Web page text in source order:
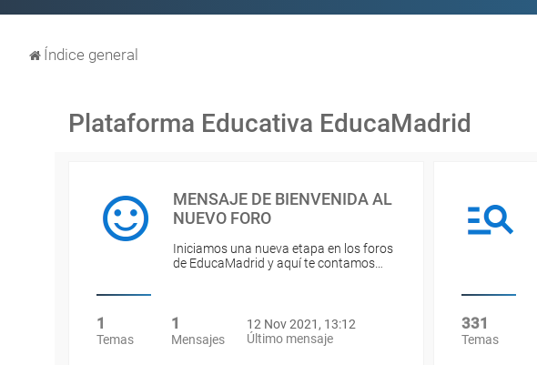
Índice general
Plataforma Educativa EducaMadrid
MENSAJE DE BIENVENIDA AL
NUEVO FORO
Iniciamos una nueva etapa en los foros
de EducaMadrid y aquí te contamos…
1
Temas
1
Mensajes
12 Nov 2021, 13:12
Último mensaje
331
Temas